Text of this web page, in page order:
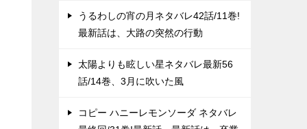
うるわしの宵の月ネタバレ42話/11巻!
最新話は、大路の突然の行動
太陽よりも眩しい星ネタバレ最新56
話/14巻、3月に吹いた風
コピー ハニーレモンソーダ ネタバレ